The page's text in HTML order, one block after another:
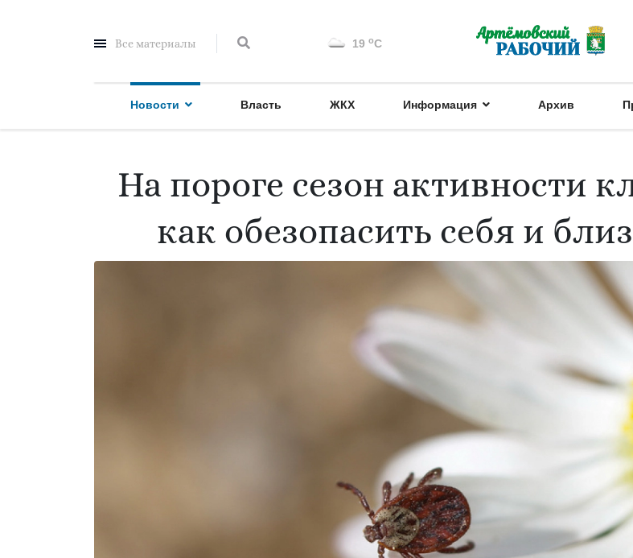
Все материалы 19 oC
Новости Власть ЖКХ Информация Архив
На пороге сезон активности
как обезопасить себя и